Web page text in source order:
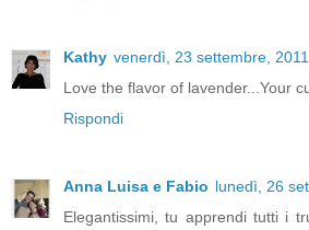
Kathy venerdì, 23 settembre, 2011
Love the flavor of lavender...Your
Rispondi
Anna Luisa e Fabio lunedì, 26
Elegantissimi, tu apprendi tutti i